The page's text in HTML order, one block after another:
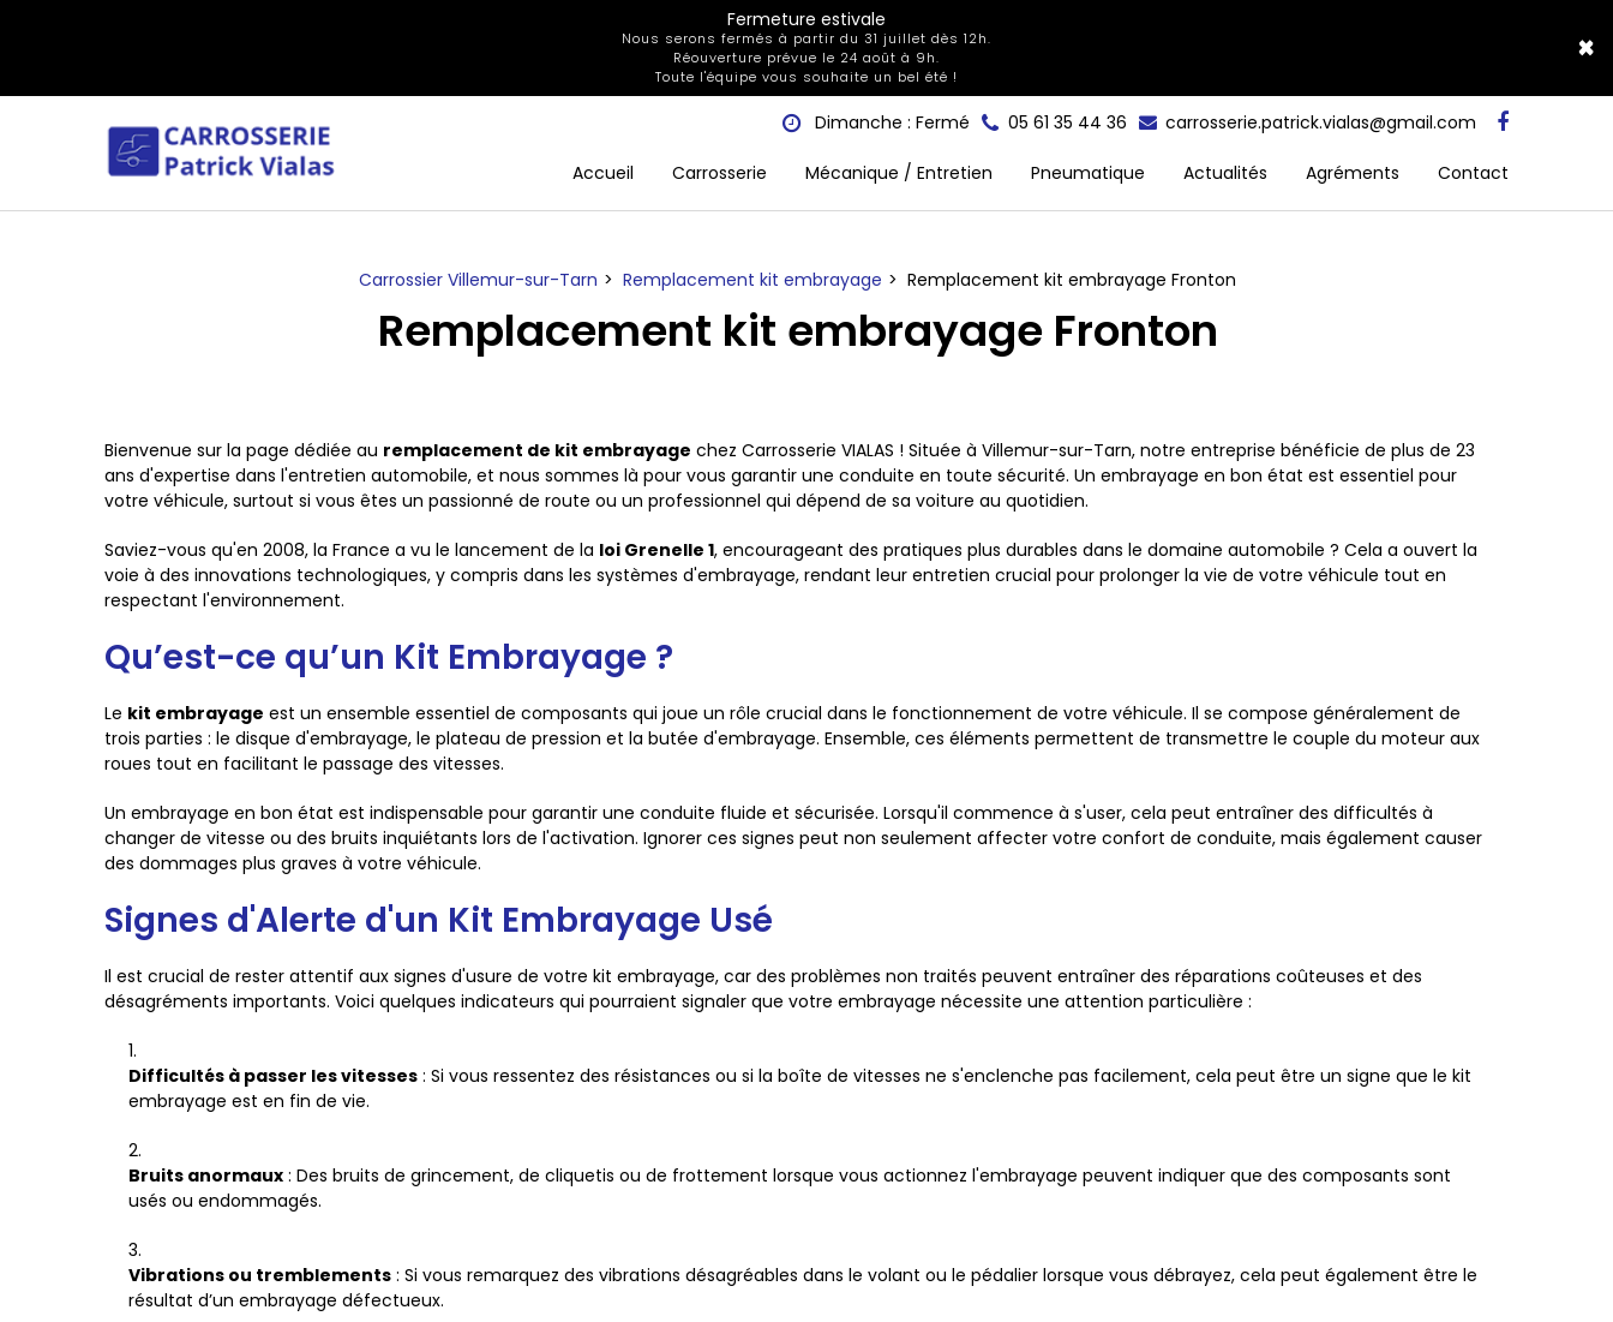
Fermeture estivale
Nous serons fermés à partir du 31 juillet dès 12h.
Réouverture prévue le 24 août à 9h.
Toute l'équipe vous souhaite un bel été !
×
Dimanche : Fermé 05 61 35 44 36 carrosserie.patrick.vialas@gmail.com
Accueil Carrosserie Mécanique / Entretien Pneumatique Actualités Agréments Contact
Carrossier Villemur-sur-Tarn Remplacement kit embrayage Remplacement kit embrayage Fronton
Remplacement kit embrayage Fronton
Bienvenue sur la page dédiée au remplacement de kit embrayage chez Carrosserie VIALAS ! Située à Villemur-sur-Tarn, notre entreprise bénéficie de plus de 23
ans d'expertise dans l'entretien automobile, et nous sommes là pour vous garantir une conduite en toute sécurité. Un embrayage en bon état est essentiel pour
votre véhicule, surtout si vous êtes un passionné de route ou un professionnel qui dépend de sa voiture au quotidien.
Saviez-vous qu'en 2008, la France a vu le lancement de la loi Grenelle 1, encourageant des pratiques plus durables dans le domaine automobile ? Cela a ouvert la
voie à des innovations technologiques, y compris dans les systèmes d'embrayage, rendant leur entretien crucial pour prolonger la vie de votre véhicule tout en
respectant l'environnement.
Qu’est-ce qu’un Kit Embrayage ?
Le kit embrayage est un ensemble essentiel de composants qui joue un rôle crucial dans le fonctionnement de votre véhicule. Il se compose généralement de
trois parties : le disque d'embrayage, le plateau de pression et la butée d'embrayage. Ensemble, ces éléments permettent de transmettre le couple du moteur aux
roues tout en facilitant le passage des vitesses.
Un embrayage en bon état est indispensable pour garantir une conduite fluide et sécurisée. Lorsqu'il commence à s'user, cela peut entraîner des difficultés à
changer de vitesse ou des bruits inquiétants lors de l'activation. Ignorer ces signes peut non seulement affecter votre confort de conduite, mais également causer
des dommages plus graves à votre véhicule.
Signes d'Alerte d'un Kit Embrayage Usé
Il est crucial de rester attentif aux signes d'usure de votre kit embrayage, car des problèmes non traités peuvent entraîner des réparations coûteuses et des
désagréments importants. Voici quelques indicateurs qui pourraient signaler que votre embrayage nécessite une attention particulière :
Difficultés à passer les vitesses : Si vous ressentez des résistances ou si la boîte de vitesses ne s'enclenche pas facilement, cela peut être un signe que le kit
embrayage est en fin de vie.
Bruits anormaux : Des bruits de grincement, de cliquetis ou de frottement lorsque vous actionnez l'embrayage peuvent indiquer que des composants sont
usés ou endommagés.
Vibrations ou tremblements : Si vous remarquez des vibrations désagréables dans le volant ou le pédalier lorsque vous débrayez, cela peut également être le
résultat d’un embrayage défectueux.